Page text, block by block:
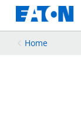
Home